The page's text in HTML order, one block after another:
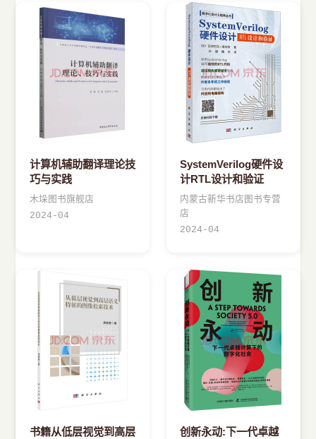
计算机辅助翻译理论技
巧与实践
木垛图书旗舰店
2024-04
SystemVerilog硬件设
计RTL设计和验证
内蒙古新华书店图书专营
店
2024-04
书籍从低层视觉到高层
创新永动:下一代卓越